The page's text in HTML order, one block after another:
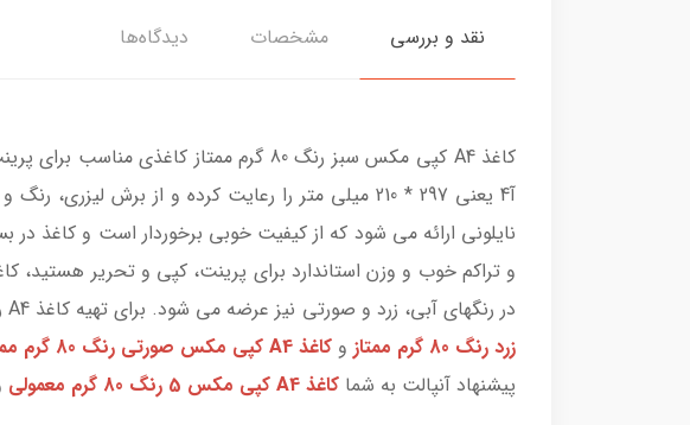
نقد و بررسی مشخصات دیدگاه‌ها
نایلونی ارائه می شود که از کیفیت خوبی برخوردار است و کاغذ در
در رنگهای آبی، زرد و صورتی نیز عرضه می شود. برای تهیه کاغذ A4 رنگی 80 گرمی در رنگهای دیگر،
زرد رنگ 80 گرم ممتاز
وکاغذ A4 کپی مکس صورتی رنگ 80 گرم ممتاز
پیشنهاد آنپالت به شما کاغذ A4 کپی مکس 5 رنگ 80 گرم معمولی